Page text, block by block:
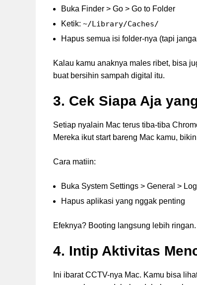
Buka Finder > Go > Go to Folder
Ketik: ~/Library/Caches/
Hapus semua isi folder-nya (tapi
Kalau kamu anaknya males ribet, bisa
buat bersihin sampah digital itu.
3. Cek Siapa Aja
Setiap nyalain Mac terus tiba-tiba
Mereka ikut start bareng Mac kamu,
Cara matiin:
Buka System Settings > General >
Hapus aplikasi yang nggak penting
Efeknya? Booting langsung lebih
4. Intip Aktivitas
Ini ibarat CCTV-nya Mac. Kamu bisa